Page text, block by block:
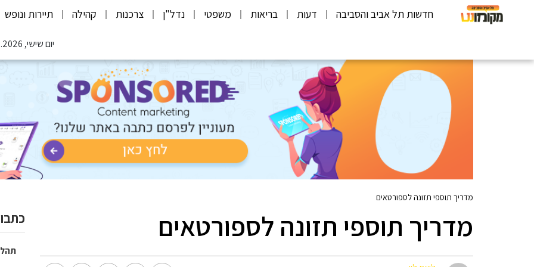
חדשות תל אביב והסביבה דעות בריאות משפטי נדל"ן צרכנות קהילה תיירות ונופש
יום שישי, 07.08.2026
מדריך תוספי תזונה לספורטאים
מדריך תוספי תזונה לספורטאים